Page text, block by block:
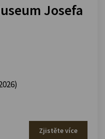
Josefa
Zjistěte více